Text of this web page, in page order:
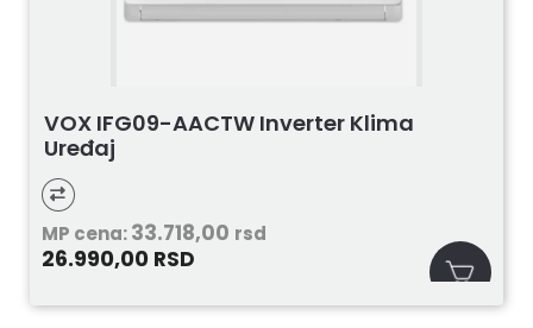
VOX IFG09-AACTW Inverter Klima
Uređaj
MP cena:33.718,00 rsd
26.990,00 RSD